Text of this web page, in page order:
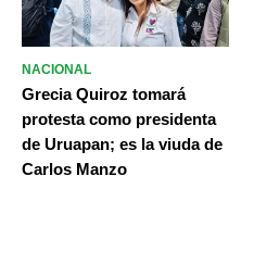
NACIONAL
Grecia Quiroz tomará
protesta como presidenta
de Uruapan; es la viuda de
Carlos Manzo